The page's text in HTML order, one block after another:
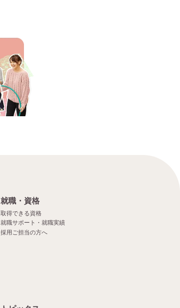
就職・資格
取得できる資格
就職サポート・就職実績
採用ご担当の方へ